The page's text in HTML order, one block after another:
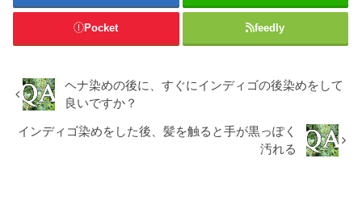
Pocket feedly
ヘナ染めの後に、すぐにインディゴの後染めをして
良いですか？
インディゴ染めをした後、髪を触ると手が黒っぽく
汚れる